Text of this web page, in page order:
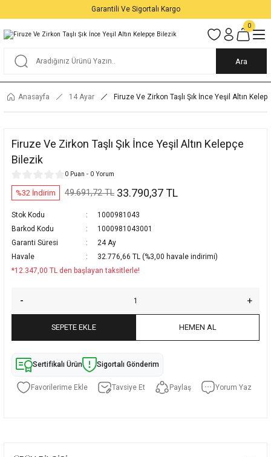
Garantili Ve Sigortalı Kargo
Ara
0
Anasayfa 14 Ayar Firuze Ve Zirkon Taşlı Şık İnce Yeşil Altın
Firuze Ve Zirkon Taşlı Şık İnce Yeşil Altın Kelepçe
Bilezik
0 Puan - 0 Yorum
%32 İndirim 49.691,72 TL 33.790,37 TL
Stok Kodu
1000981043
Barkod Kodu
1000981043001
Garanti Süresi
24 Ay
Havale
32.776,66 TL (%3,00 havale indirimi)
*12.347,00 TL den başlayan taksitlerle!
SEPETE EKLE HEMEN AL
Sertifikalı Ürün Sigortalı Gönderim
Tavsiye Et Paylaş Yorum Yaz